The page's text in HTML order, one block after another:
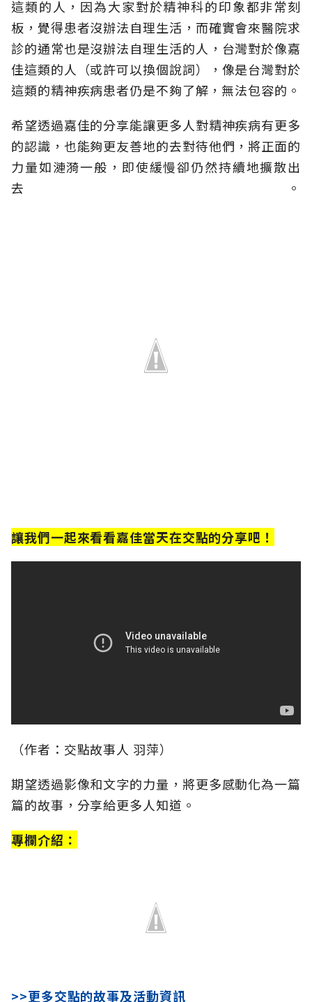
這類的人，因為大家對於精神科的印象都非常刻
板，覺得患者沒辦法自理生活，而確實會來醫院求
診的通常也是沒辦法自理生活的人，台灣對於像嘉
佳這類的人（或許可以換個說詞），像是台灣對於
這類的精神疾病患者仍是不夠了解，無法包容的。
希望透過嘉佳的分享能讓更多人對精神疾病有更多
的認識，也能夠更友善地的去對待他們，將正面的
力量如漣漪一般，即使緩慢卻仍然持續地擴散出
去。
讓我們一起來看看嘉佳當天在交點的分享吧！
（作者：交點故事人 羽萍）
期望透過影像和文字的力量，將更多感動化為一篇
篇的故事，分享給更多人知道。
專欄介紹：​
>>更多交點的故事及活動資訊